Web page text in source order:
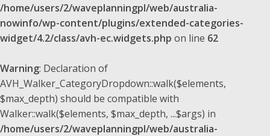
/home/users/2/waveplanningpl/web/australia-
nowinfo/wp-content/plugins/extended-categories-
widget/4.2/class/avh-ec.widgets.php on line 62
Warning: Declaration of
AVH_Walker_CategoryDropdown::walk($elements,
$max_depth) should be compatible with
Walker::walk($elements, $max_depth, ...$args) in
/home/users/2/waveplanningpl/web/australia-